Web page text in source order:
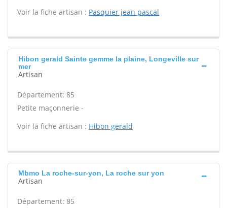
Voir la fiche artisan : Pasquier jean pascal
Hibon gerald Sainte gemme la plaine, Longeville sur
mer
Artisan
Département: 85
Petite maçonnerie -
Voir la fiche artisan : Hibon gerald
Mbmo La roche-sur-yon, La roche sur yon
Artisan
Département: 85